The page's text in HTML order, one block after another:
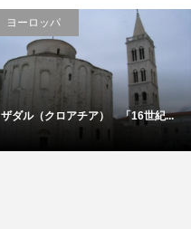
ヨーロッパ
ザダル（クロアチア） 「16世紀...